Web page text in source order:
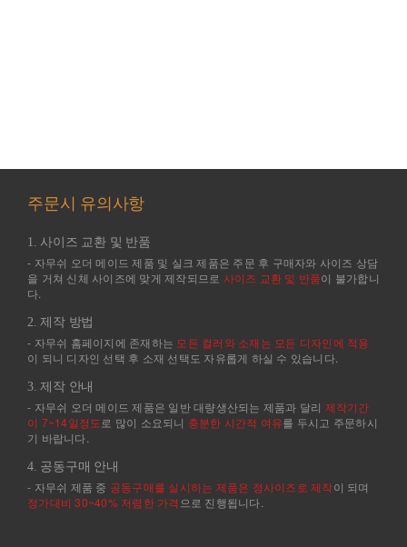
주문시 유의사항
1. 사이즈 교환 및 반품
- 자무쉬 오더 메이드 제품 및 실크 제품은 주문 후 구매자와 사이즈 상담
을 거쳐 신체 사이즈에 맞게 제작되므로 사이즈 교환 및 반품이 불가합니
다.
2. 제작 방법
- 자무쉬 홈페이지에 존재하는 모든 컬러와 소재는 모든 디자인에 적용
이 되니 디자인 선택 후 소재 선택도 자유롭게 하실 수 있습니다.
3. 제작 안내
- 자무쉬 오더 메이드 제품은 일반 대량생산되는 제품과 달리 제작기간
이 7~14일정도 로 많이 소요되니 충분한 시간적 여유를 두시고 주문하시
기 바랍니다.
4. 공동구매 안내
- 자무쉬 제품 중 공동구매를 실시하는 제품은 정사이즈로 제작이 되며
정가대비 30~40% 저렴한 가격 으로 진행됩니다.